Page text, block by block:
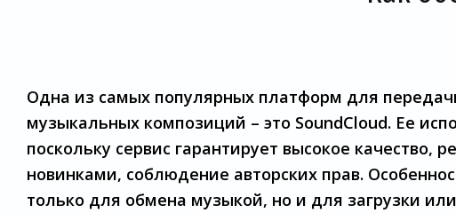
Одна из самых популярных платформ для
музыкальных композиций – это SoundCloud. Ее
поскольку сервис гарантирует высокое качество,
новинками, соблюдение авторских прав.
только для обмена музыкой, но и для загрузки